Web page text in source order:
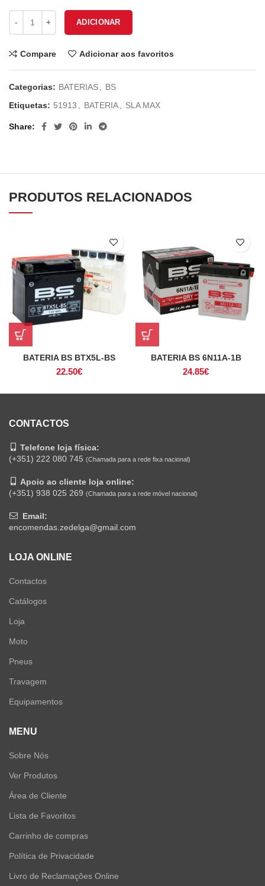
ADICIONAR
Compare Adicionar aos favoritos
Categorias: BATERIAS
BS
Etiquetas: 51913 BATERIA SLA MAX
Share
PRODUTOS RELACIONADOS
BATERIA BS BTX5L-BS
22.50€
BATERIA BS 6N11A-1B
24.85€
CONTACTOS
Telefone loja física:
(+351) 222 080 745 (Chamada para a rede fixa nacional)
Apoio ao cliente loja online:
(+351) 938 025 269 (Chamada para a rede móvel nacional)
Email:
encomendas.zedelga@gmail.com
LOJA ONLINE
Contactos
Catálogos
Loja
Moto
Pneus
Travagem
Equipamentos
MENU
Sobre Nós
Ver Produtos
Área de Cliente
Lista de Favoritos
Carrinho de compras
Política de Privacidade
Livro de Reclamações Online